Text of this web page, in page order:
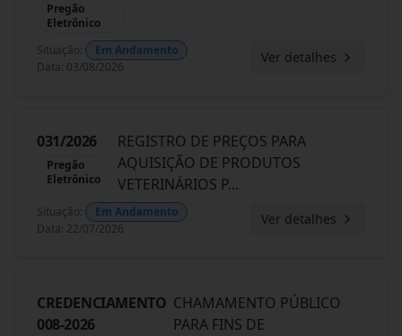
Pregão
Eletrônico
Situação:
Em Andamento
Data: 03/08/2026
Ver detalhes
031/2026
Pregão
Eletrônico
REGISTRO DE PREÇOS PARA
AQUISIÇÃO DE PRODUTOS
VETERINÁRIOS P...
Situação:
Em Andamento
Data: 22/07/2026
Ver detalhes
CREDENCIAMENTO
008-2026
CHAMAMENTO PÚBLICO
PARA FINS DE